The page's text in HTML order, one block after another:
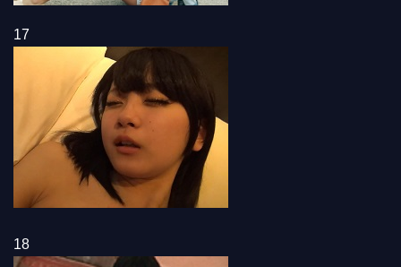
17
18